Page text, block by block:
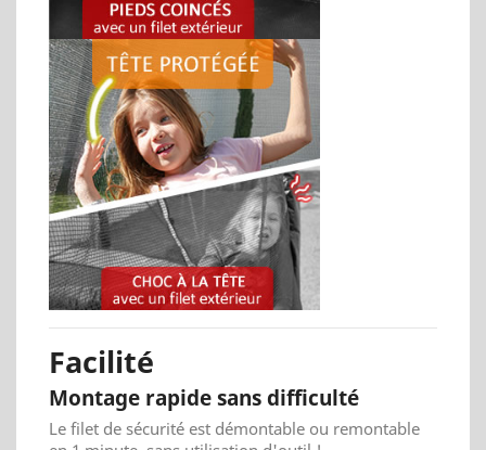
Facilité
Montage rapide sans difficulté
Le filet de sécurité est démontable ou remontable